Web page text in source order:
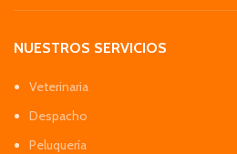
NUESTROS SERVICIOS
Veterinaria
Despacho
Peluquería